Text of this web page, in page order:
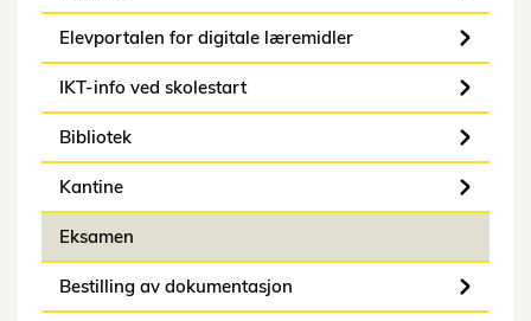
Elevportalen for digitale læremidler
IKT-info ved skolestart
Bibliotek
Kantine
Eksamen
Bestilling av dokumentasjon